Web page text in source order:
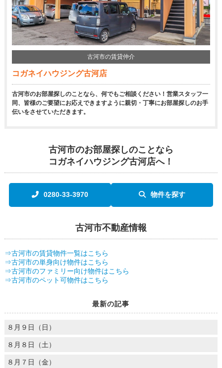
古河市の賃貸仲介
コガネイハウジング古河店
古河市のお部屋探しのことなら、何でもご相談ください！営業スタッフ一
同、皆様のご要望にお応えできますように親切・丁寧にお部屋探しのお手
伝いをさせていただきます。
古河市のお部屋探しのことなら
コガネイハウジング古河店へ！
0280-33-3970 物件を探す
古河市不動産情報
⇒古河市の賃貸物件一覧はこちら
⇒古河市の単身向け物件はこちら
⇒古河市のファミリー向け物件はこちら
⇒古河市のペット可物件はこちら
最新の記事
８月９日（日）
８月８日（土）
８月７日（金）